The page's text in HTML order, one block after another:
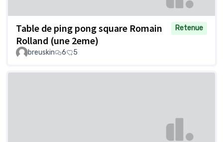
Table de ping pong square Romain
Rolland (une 2eme)
Retenue
breuskin 6 5